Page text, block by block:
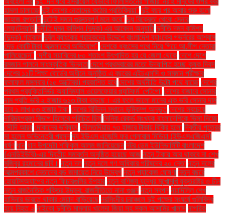
হামলা চালাচ্ছে দুই দেশের নেতাদের কঠোর প্রতিক্রিয়া" দুই বছর পর আবার শুরু হলো
জাহাজ রপ্তানি দুটোই সমান গুরুত্বপূর্ণ মনে করে" দুধ বিক্রেতা থেকে সেনার
লেফটেন্যান্ট! দুর্নীতি দমন কমিশন (দুদক) এর আবেদন অনুযায়ী দুর্নীতি দমন কমিশন
(দুদক) গতকাল দুর্বল ব্যাংকের গ্রাহকদের উদ্দেশে বাংলাদেশ ব্যাংকের গভর্নরের আশ্বাস
দেড় কোটি টাকা আত্মসাতের অভিযোগ" দেশকে ধ্বংসের পথে নিয়ে গিয়ে আ.লীগ নেতারা
পালিয়েছেন" দেশীয় সয়াবিনের ৮০ শতাংশ উৎপাদিত হয় যে জেলা থেকে দেশে দেশে
রমজান পালনে সাংস্কৃতিক ভিন্নতা দেশে প্রথমবারের মতো উদযাপিত হচ্ছে কৃষক দিবস
দেশের ১১টি শিক্ষা বোর্ডের অধীনে অনুষ্ঠিত এ বছরের এইচএসসি ও সমমান পরীক্ষার
ফলাফল মঙ্গলবার (১৫ অক্টোবর) প্রকাশিত হবে দেশের অর্থনীতি উল্টো পথে যাচ্ছে দেশের
প্রথম প্রযুক্তিনির্ভর অ্যানিম্যাল ওয়েলফেয়ার প্ল্যাটফর্ম 'পেটগো' দেশের বাজারে সোনার
দাম প্রতি ভরি ২ হাজার ৬১৩ টাকা বাড়ছে। এর ফলে ভালো মানের এক ভরি সোনার দাম
হবে ১ লাখ ৫৩ হাজার টাকা দেশের বিভিন্ন স্থানে ভূমিকম্প অনুভূত দেশের সবচেয়ে
দারিদ্র্যপ্রবণ বিভাগ হিসেবে পরিচিত ছিল দৈনিক রেকর্ড সংখ্যক বাংলাদেশিকে ভিসা দিচ্ছে
সৌদি আরব দোকানের ভবিষ্যৎ দৌলতদিয়ায় ৭৩ হাজার টাকায় বিক্রি হলো দ্বিতীয় পুত্রের
মা হলেন অভিনেত্রী প্রসূন দ্য ইউএস এজেন্সি ফর গ্লোবাল মিডিয়া (ইউএসএজিএম)
ধর্ষণ ধান ধান উপদেষ্টা শফিকুল আলম জানিয়েছেন নটর ডেম ইউনিভার্সিটি বাংলাদেশ
(এনডিইউবি)-এর দ্বিতীয় সমাবর্তন অনুষ্ঠিত হয়েছে আজ নতুন টাকায় আর থাকবে না শেখ
মুজিবুর রহমানের ছবি। নতুন দল নতুন দলে গণ অধিকার পরিষদের ২০ নেতা নতুন দলের
আত্মপ্রকাশে নেতাদের বড় জমায়েত নিয়ে উদ্বেগ নতুন প্যাকেজ ঘোষণা নতুন বছরে
হোয়াটসঅ্যাপের নতুন ফিচারগুলির উপহার নতুন বাণিজ্য যুদ্ধের মুখোমুখি যুক্তরাষ্ট্র ও চীন
নতুন রাজনৈতিক শক্তির উদ্ভব: রাজনীতিতে নানা গুঞ্জন নতুন স্বপ্ন নয়াদিল্লি শেখ
হাসিনার ভারতে থাকার মেয়াদ বাড়িয়েছে নরসিংদীর চরাঞ্চলে দুই পক্ষের সংঘর্ষে গুলিবিদ্ধ
হয়ে নিহত ২ নাইকো দুর্নীতি মামলায় খালেদা জিয়া সহ সকল আসামির খালাস নাগরিক